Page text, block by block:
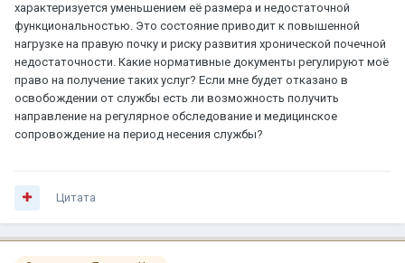
характеризуется уменьшением её размера и недостаточной
функциональностью. Это состояние приводит к повышенной
нагрузке на правую почку и риску развития хронической почечной
недостаточности. Какие нормативные документы регулируют моё
право на получение таких услуг? Если мне будет отказано в
освобождении от службы есть ли возможность получить
направление на регулярное обследование и медицинское
сопровождение на период несения службы?
Цитата